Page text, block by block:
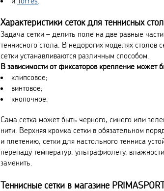
Характеристики сеток для теннисных
Задача сетки – делить поле на две равные
теннисного стола. В недорогих моделях столов
сетки устанавливаются различным способом.
В зависимости от фиксаторов крепление может
клипсовое;
винтовое;
кнопочное.
Сама сетка может быть черного, синего или
нити. Верхняя кромка сетки в обязательном
и плетению, сетки для настольного тенниса
перепаду температур, ультрафиолету,
заменить.
Теннисные сетки в магазине